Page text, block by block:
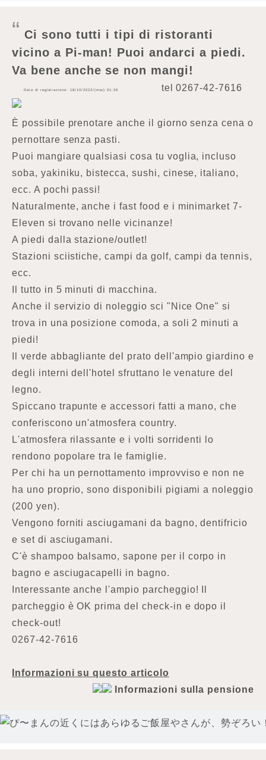
Ci sono tutti i tipi di ristoranti
vicino a Pi-man! Puoi andarci a piedi.
Va bene anche se non mangi!
tel0267-42-7616
Data di registrazione: 18/10/2022/(mar) 01:26
È possibile prenotare anche il giorno senza cena o
pernottare senza pasti.
Puoi mangiare qualsiasi cosa tu voglia, incluso
soba, yakiniku, bistecca, sushi, cinese, italiano,
ecc. A pochi passi!
Naturalmente, anche i fast food e i minimarket 7-
Eleven si trovano nelle vicinanze!
A piedi dalla stazione/outlet!
Stazioni sciistiche, campi da golf, campi da tennis,
ecc.
Il tutto in 5 minuti di macchina.
Anche il servizio di noleggio sci "Nice One" si
trova in una posizione comoda, a soli 2 minuti a
piedi!
Il verde abbagliante del prato dell'ampio giardino e
degli interni dell'hotel sfruttano le venature del
legno.
Spiccano trapunte e accessori fatti a mano, che
conferiscono un'atmosfera country.
L'atmosfera rilassante e i volti sorridenti lo
rendono popolare tra le famiglie.
Per chi ha un pernottamento improvviso e non ne
ha uno proprio, sono disponibili pigiami a noleggio
(200 yen).
Vengono forniti asciugamani da bagno, dentifricio
e set di asciugamani.
C'è shampoo balsamo, sapone per il corpo in
bagno e asciugacapelli in bagno.
Interessante anche l'ampio parcheggio! Il
parcheggio è OK prima del check-in e dopo il
check-out!
0267-42-7616
Informazioni su questo articolo
Informazioni sulla pensione